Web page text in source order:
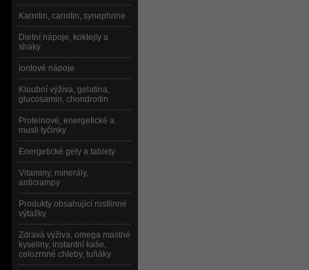
Karnitin, carnitin, synephrine
Dietní nápoje, koktejly a
shaky
Iontové nápoje
Kloubní výživa, gelatina,
glucosamin, chondroitin
Proteinové, energetické a
musli tyčinky
Energetické gely a tablety
Vitaminy, minerály,
anticrampy
Produkty obsahující rostlinné
výtažky
Zdravá výživa, omega mastné
kyseliny, instantní kaše,
celozrnné chleby, tuňáky